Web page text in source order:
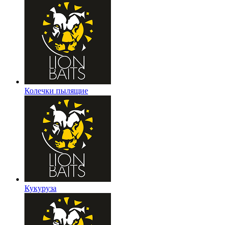
Колечки пылящие
Кукуруза